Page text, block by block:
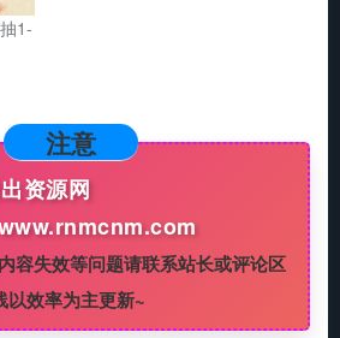
1-
注意
资源网
容失效等问题请联系站长或评论区
以效率为主更新~